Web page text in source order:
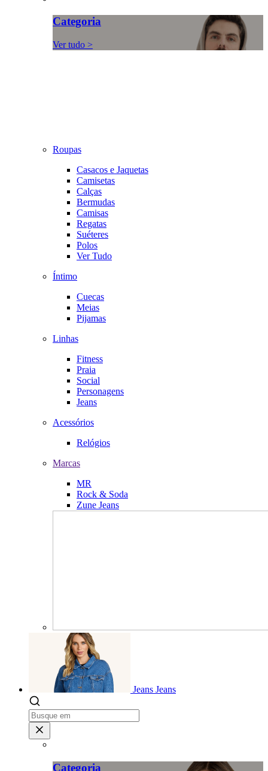
Categoria
Ver tudo >
Roupas
Casacos e Jaquetas
Camisetas
Calças
Bermudas
Camisas
Regatas
Suéteres
Polos
Ver Tudo
Íntimo
Cuecas
Meias
Pijamas
Linhas
Fitness
Praia
Social
Personagens
Jeans
Acessórios
Relógios
Marcas
MR
Rock & Soda
Zune Jeans
Jeans Jeans
Categoria